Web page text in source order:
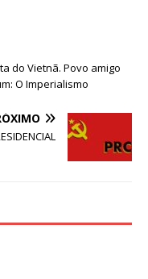
A
p
p
do Vietnã. Povo amigo
O Imperialismo